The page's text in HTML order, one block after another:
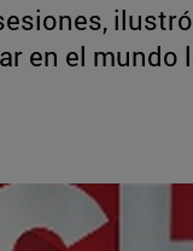
en el mundo